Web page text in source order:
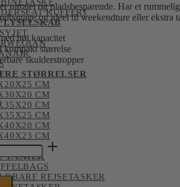
KUFFERT
STØRRELSER
CM
CM
CM
CM
CM
CM
TASKER
REJSETASKER
kr..
pris
er:
199,00 kr..
ultralet og pladsbesparende. Har et
og ideel til weekendture eller ekstra
høj kapacitet
kompakt størrelse
skulderstropper